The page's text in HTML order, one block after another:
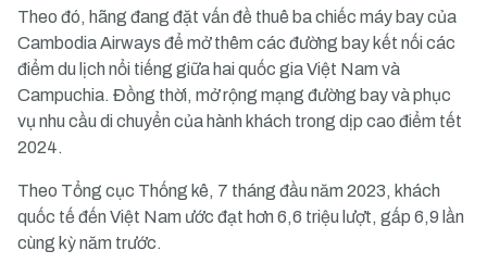
Theo đó, hãng đang đặt vấn đề thuê ba chiếc máy bay của
Cambodia Airways để mở thêm các đường bay kết nối các
điểm du lịch nổi tiếng giữa hai quốc gia Việt Nam và
Campuchia. Đồng thời, mở rộng mạng đường bay và phục
vụ nhu cầu di chuyển của hành khách trong dịp cao điểm tết
2024.
Theo Tổng cục Thống kê, 7 tháng đầu năm 2023, khách
quốc tế đến Việt Nam ước đạt hơn 6,6 triệu lượt, gấp 6,9 lần
cùng kỳ năm trước.